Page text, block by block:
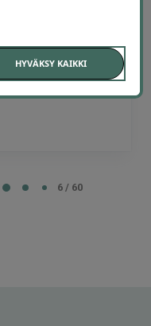
7 / 60
HYVÄKSY KAIKKI